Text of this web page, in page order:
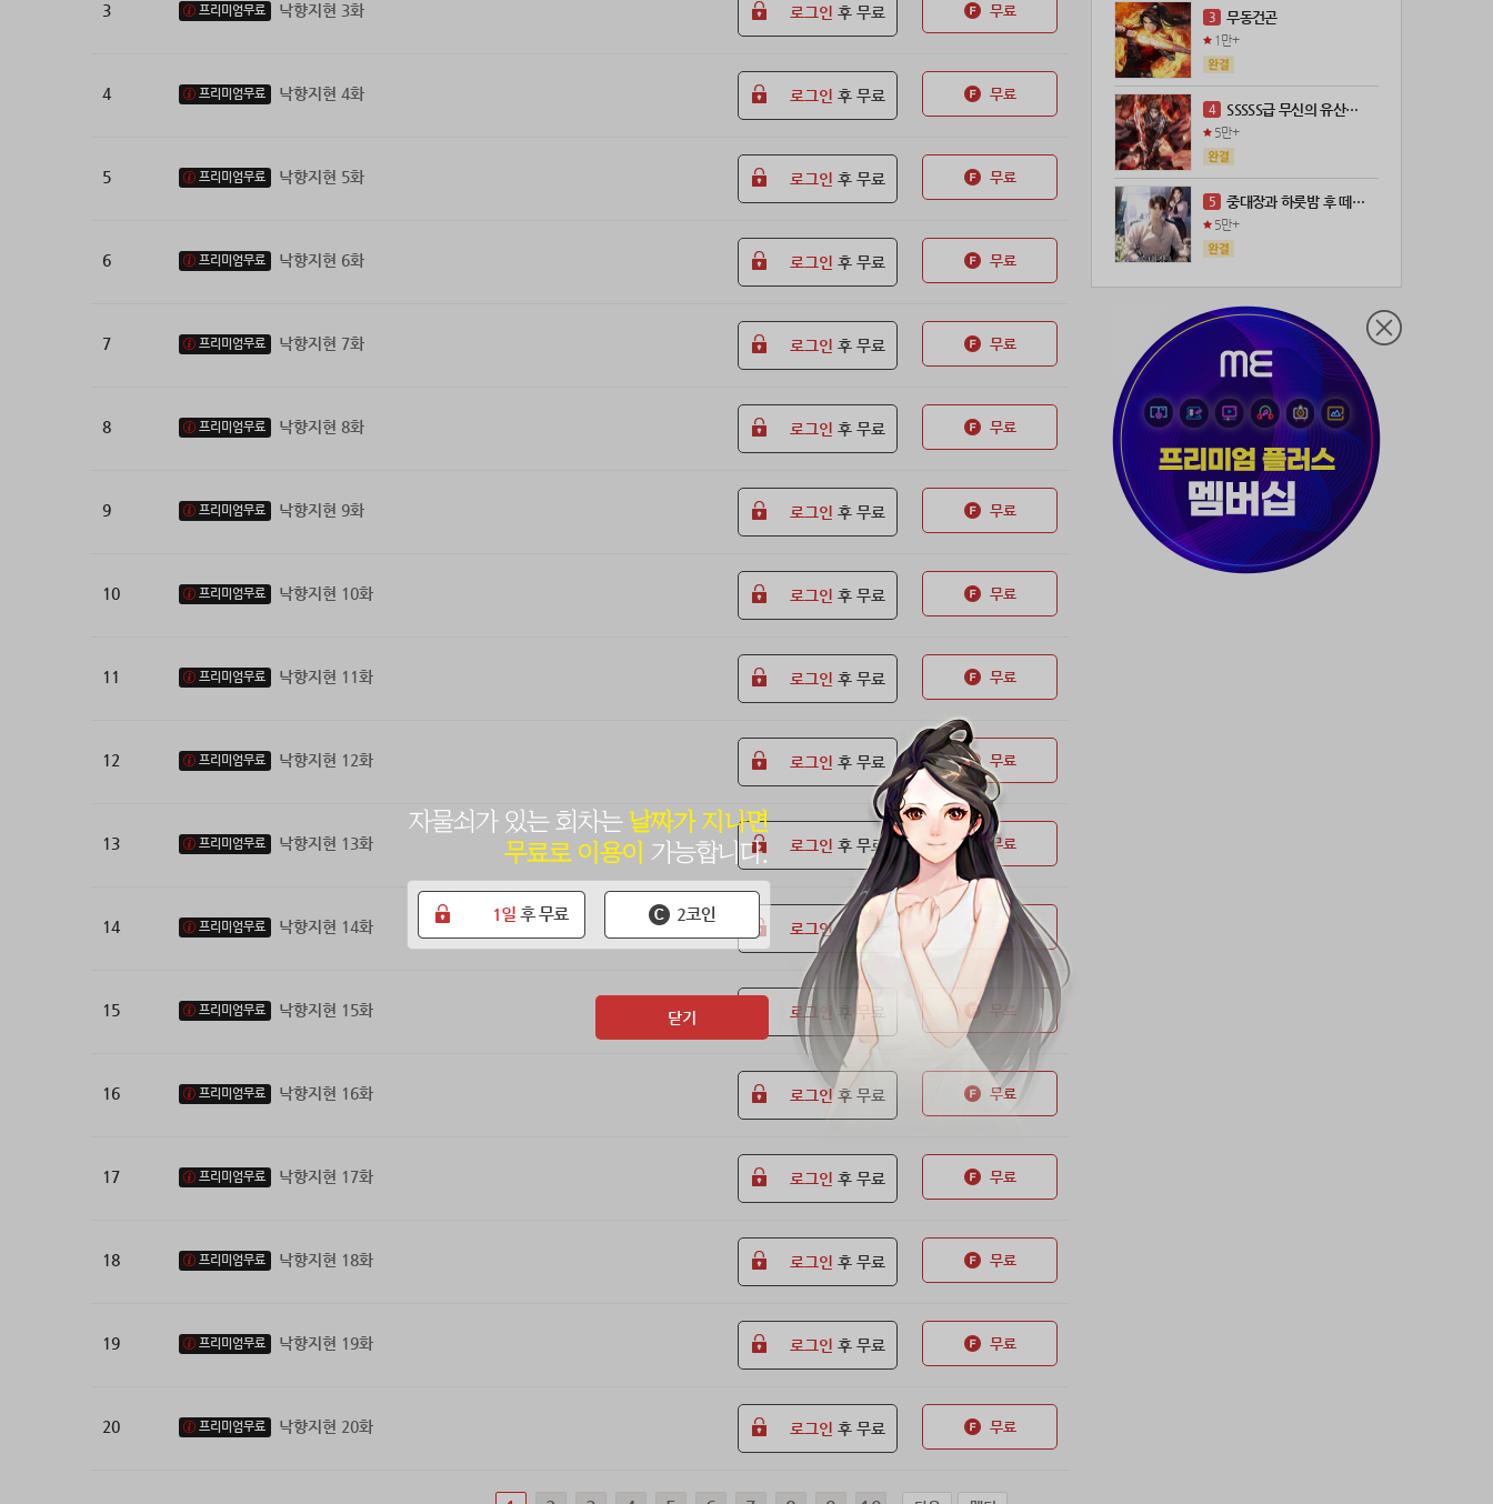
닫기
3 프리미엄무료 낙향지현 3화 무료
로그인 후 무료
4 프리미엄무료 낙향지현 4화 무료
로그인 후 무료
5 프리미엄무료 낙향지현 5화 무료
로그인 후 무료
6 프리미엄무료 낙향지현 6화 무료
로그인 후 무료
7 프리미엄무료 낙향지현 7화 무료
로그인 후 무료
8 프리미엄무료 낙향지현 8화 무료
로그인 후 무료
9 프리미엄무료 낙향지현 9화 무료
로그인 후 무료
10 프리미엄무료 낙향지현 10화 무료
로그인 후 무료
11 프리미엄무료 낙향지현 11화 무료
로그인 후 무료
12 프리미엄무료 낙향지현 12화 무료
로그인 후 무료
13 프리미엄무료 낙향지현 13화 무료
로그인 후 무료
14 프리미엄무료 낙향지현 14화 무료
로그인후 무료
15 프리미엄무료 낙향지현 15화 무료
로그인 후 무료
16 프리미엄무료 낙향지현 16화 무료
로그인후 무료
17 프리미엄무료 낙향지현 17화 무료
로그인 후 무료
18 프리미엄무료 낙향지현 18화 무료
로그인 후 무료
19 프리미엄무료 낙향지현 19화 무료
로그인 후 무료
20 프리미엄무료 낙향지현 20화 무료
로그인 후 무료
3 무동건곤
1만+
4 SSSSS급 무신의 유산을 얻었다!
5만+
5 중대장과 하룻밤 후 떼돈을 벌었다
5만+